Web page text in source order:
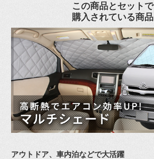
この商品とセットで
購入されている商品
アウトドア、車内泊などで大活躍